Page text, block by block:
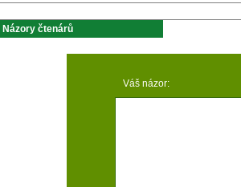
Názory čtenárů
Váš názor: